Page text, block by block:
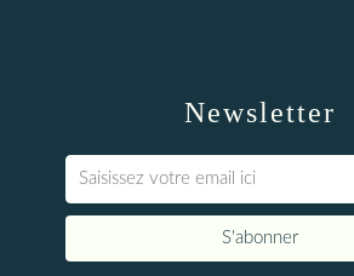
Newsletter